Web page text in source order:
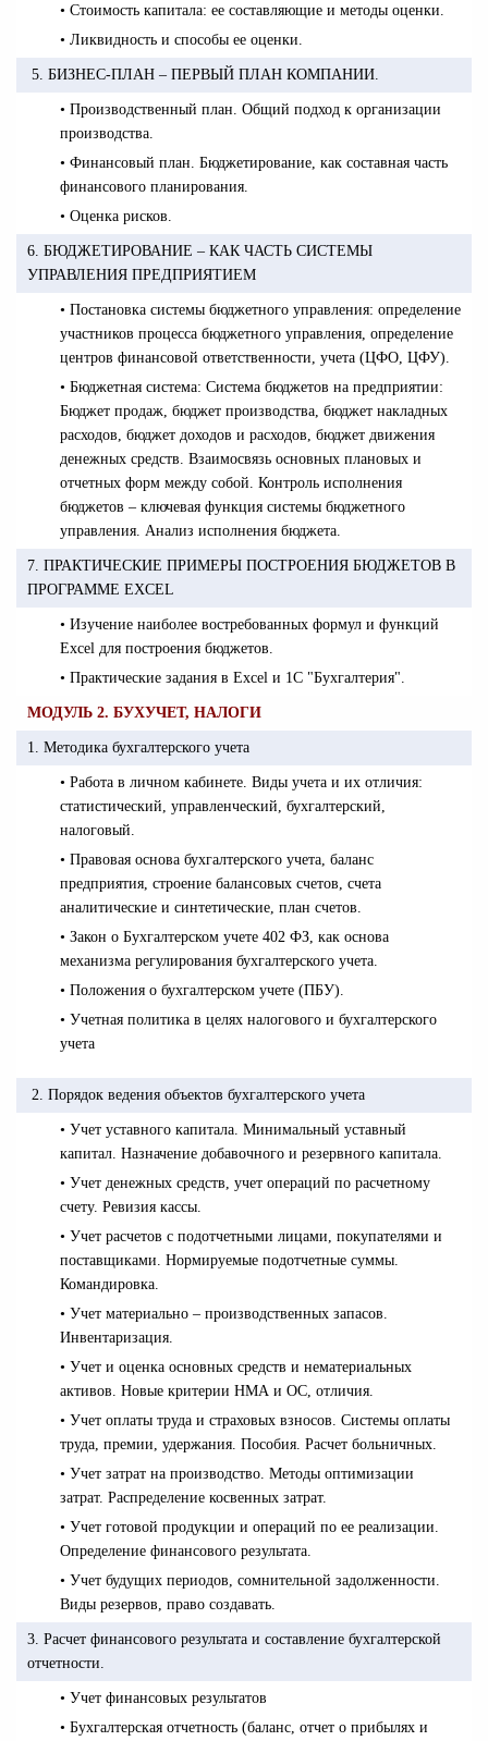
• Стоимость капитала: ее составляющие и методы оценки.
• Ликвидность и способы ее оценки.
5. БИЗНЕС-ПЛАН – ПЕРВЫЙ ПЛАН КОМПАНИИ.
• Производственный план. Общий подход к организации
производства.
• Финансовый план. Бюджетирование, как составная часть
финансового планирования.
• Оценка рисков.
6. БЮДЖЕТИРОВАНИЕ – КАК ЧАСТЬ СИСТЕМЫ
УПРАВЛЕНИЯ ПРЕДПРИЯТИЕМ
• Постановка системы бюджетного управления: определение
участников процесса бюджетного управления, определение
центров финансовой ответственности, учета (ЦФО, ЦФУ).
• Бюджетная система: Система бюджетов на предприятии:
Бюджет продаж, бюджет производства, бюджет накладных
расходов, бюджет доходов и расходов, бюджет движения
денежных средств. Взаимосвязь основных плановых и
отчетных форм между собой. Контроль исполнения
бюджетов – ключевая функция системы бюджетного
управления. Анализ исполнения бюджета.
7. ПРАКТИЧЕСКИЕ ПРИМЕРЫ ПОСТРОЕНИЯ БЮДЖЕТОВ В
ПРОГРАММЕ EXCEL
• Изучение наиболее востребованных формул и функций
Excel для построения бюджетов.
• Практические задания в Excel и 1С "Бухгалтерия".
МОДУЛЬ 2. БУХУЧЕТ, НАЛОГИ
1. Методика бухгалтерского учета
• Работа в личном кабинете. Виды учета и их отличия:
статистический, управленческий, бухгалтерский,
налоговый.
• Правовая основа бухгалтерского учета, баланс
предприятия, строение балансовых счетов, счета
аналитические и синтетические, план счетов.
• Закон о Бухгалтерском учете 402 ФЗ, как основа
механизма регулирования бухгалтерского учета.
• Положения о бухгалтерском учете (ПБУ).
• Учетная политика в целях налогового и бухгалтерского
учета
2. Порядок ведения объектов бухгалтерского учета
• Учет уставного капитала. Минимальный уставный
капитал. Назначение добавочного и резервного капитала.
• Учет денежных средств, учет операций по расчетному
счету. Ревизия кассы.
• Учет расчетов с подотчетными лицами, покупателями и
поставщиками. Нормируемые подотчетные суммы.
Командировка.
• Учет материально – производственных запасов.
Инвентаризация.
• Учет и оценка основных средств и нематериальных
активов. Новые критерии НМА и ОС, отличия.
• Учет оплаты труда и страховых взносов. Системы оплаты
труда, премии, удержания. Пособия. Расчет больничных.
• Учет затрат на производство. Методы оптимизации
затрат. Распределение косвенных затрат.
• Учет готовой продукции и операций по ее реализации.
Определение финансового результата.
• Учет будущих периодов, сомнительной задолженности.
Виды резервов, право создавать.
3. Расчет финансового результата и составление бухгалтерской
отчетности.
• Учет финансовых результатов
• Бухгалтерская отчетность (баланс, отчет о прибылях и